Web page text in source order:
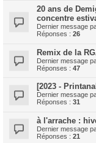
20 ans de
concentre
Dernier message
Réponses : 26
Remix de la
Dernier message
Réponses : 47
[2023 -
Dernier message
Réponses : 31
à l'arrache :
Dernier message
Réponses : 21